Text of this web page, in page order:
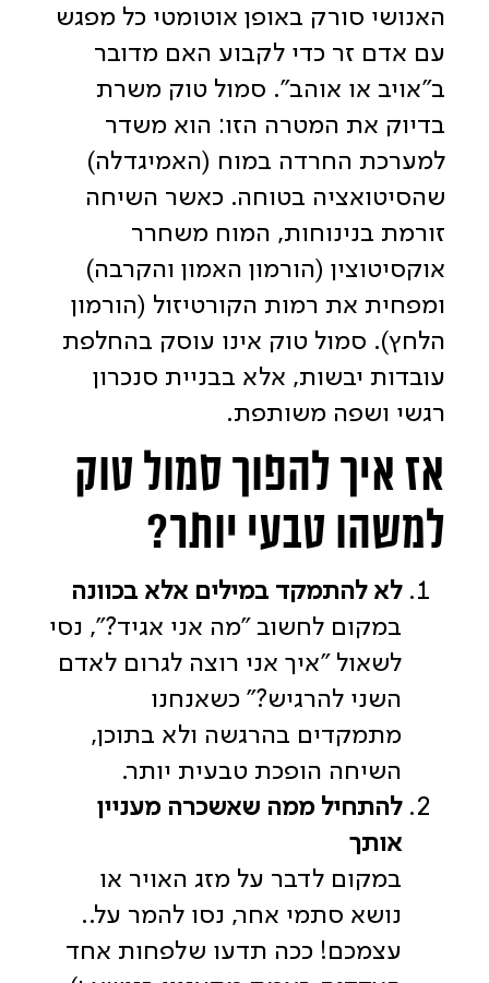
האנושי סורק באופן אוטומטי כל מפגש
עם אדם זר כדי לקבוע האם מדובר
ב"אויב או אוהב". סמול טוק משרת
בדיוק את המטרה הזו: הוא משדר
למערכת החרדה במוח (האמיגדלה)
שהסיטואציה בטוחה. כאשר השיחה
זורמת בנינוחות, המוח משחרר
אוקסיטוצין (הורמון האמון והקרבה)
ומפחית את רמות הקורטיזול (הורמון
הלחץ). סמול טוק אינו עוסק בהחלפת
עובדות יבשות, אלא בבניית סנכרון
רגשי ושפה משותפת.
אז איך להפוך סמול טוק
למשהו טבעי יותר?
לא להתמקד במילים אלא בכוונה
במקום לחשוב "מה אני אגיד?", נסי
לשאול "איך אני רוצה לגרום לאדם
השני להרגיש?" כשאנחנו
מתמקדים בהרגשה ולא בתוכן,
השיחה הופכת טבעית יותר.
להתחיל ממה שאשכרה מעניין
אותך
במקום לדבר על מזג האויר או
נושא סתמי אחר, נסו להמר על..
עצמכם! ככה תדעו שלפחות אחד